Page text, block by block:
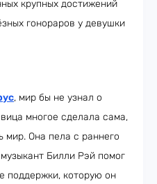
крупных достижений
гонораров у девушки
, мир бы не узнал о
многое сделала сама,
мир. Она пела с раннего
Билли Рэй помог
поддержки, которую он